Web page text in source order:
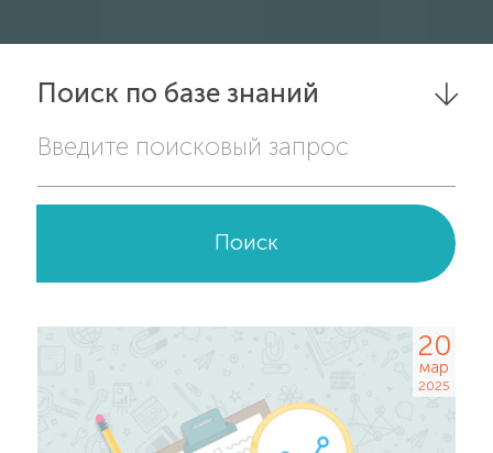
Поиск по базе знаний
Введите поисковый запрос
Поиск
20
мар
2025